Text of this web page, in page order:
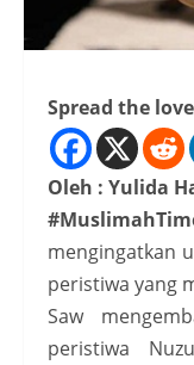
Spread the love
Oleh : Yulida
mengingatkan
peristiwa yang
Saw
peristiwa